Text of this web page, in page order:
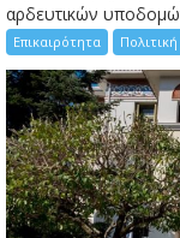
αρδευτικών
Επικαιρότητα Πολιτική